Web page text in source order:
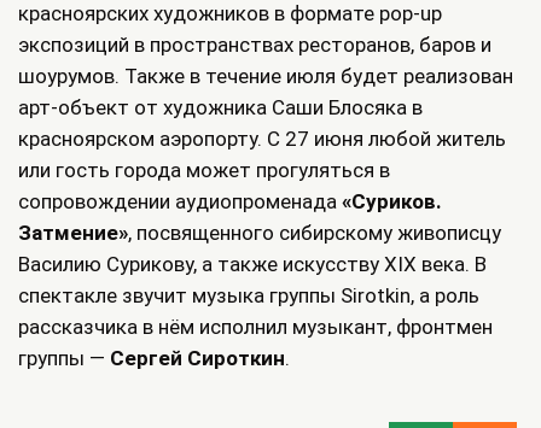
красноярских художников в формате pop-up
экспозиций в пространствах ресторанов, баров и
шоурумов. Также в течение июля будет реализован
арт-объект от художника Саши Блосяка в
красноярском аэропорту. C 27 июня любой житель
или гость города может прогуляться в
сопровождении аудиопроменада «Суриков.
Затмение», посвященного сибирскому живописцу
Василию Сурикову, а также искусству XIX века. В
спектакле звучит музыка группы Sirotkin, а роль
рассказчика в нём исполнил музыкант, фронтмен
группы — Сергей Сироткин.